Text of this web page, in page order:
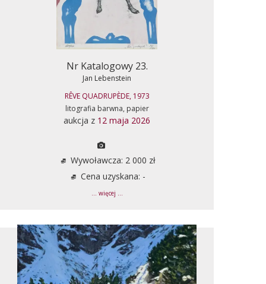
Nr Katalogowy 23.
Jan Lebenstein
RÊVE QUADRUPÈDE, 1973
litografia barwna, papier
aukcja z 12 maja 2026
Wywoławcza: 2 000 zł
Cena uzyskana: -
... więcej ...